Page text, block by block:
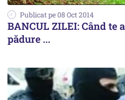
Publicat pe 08 Oct 2014
BANCUL ZILEI: Când te
pădure ...